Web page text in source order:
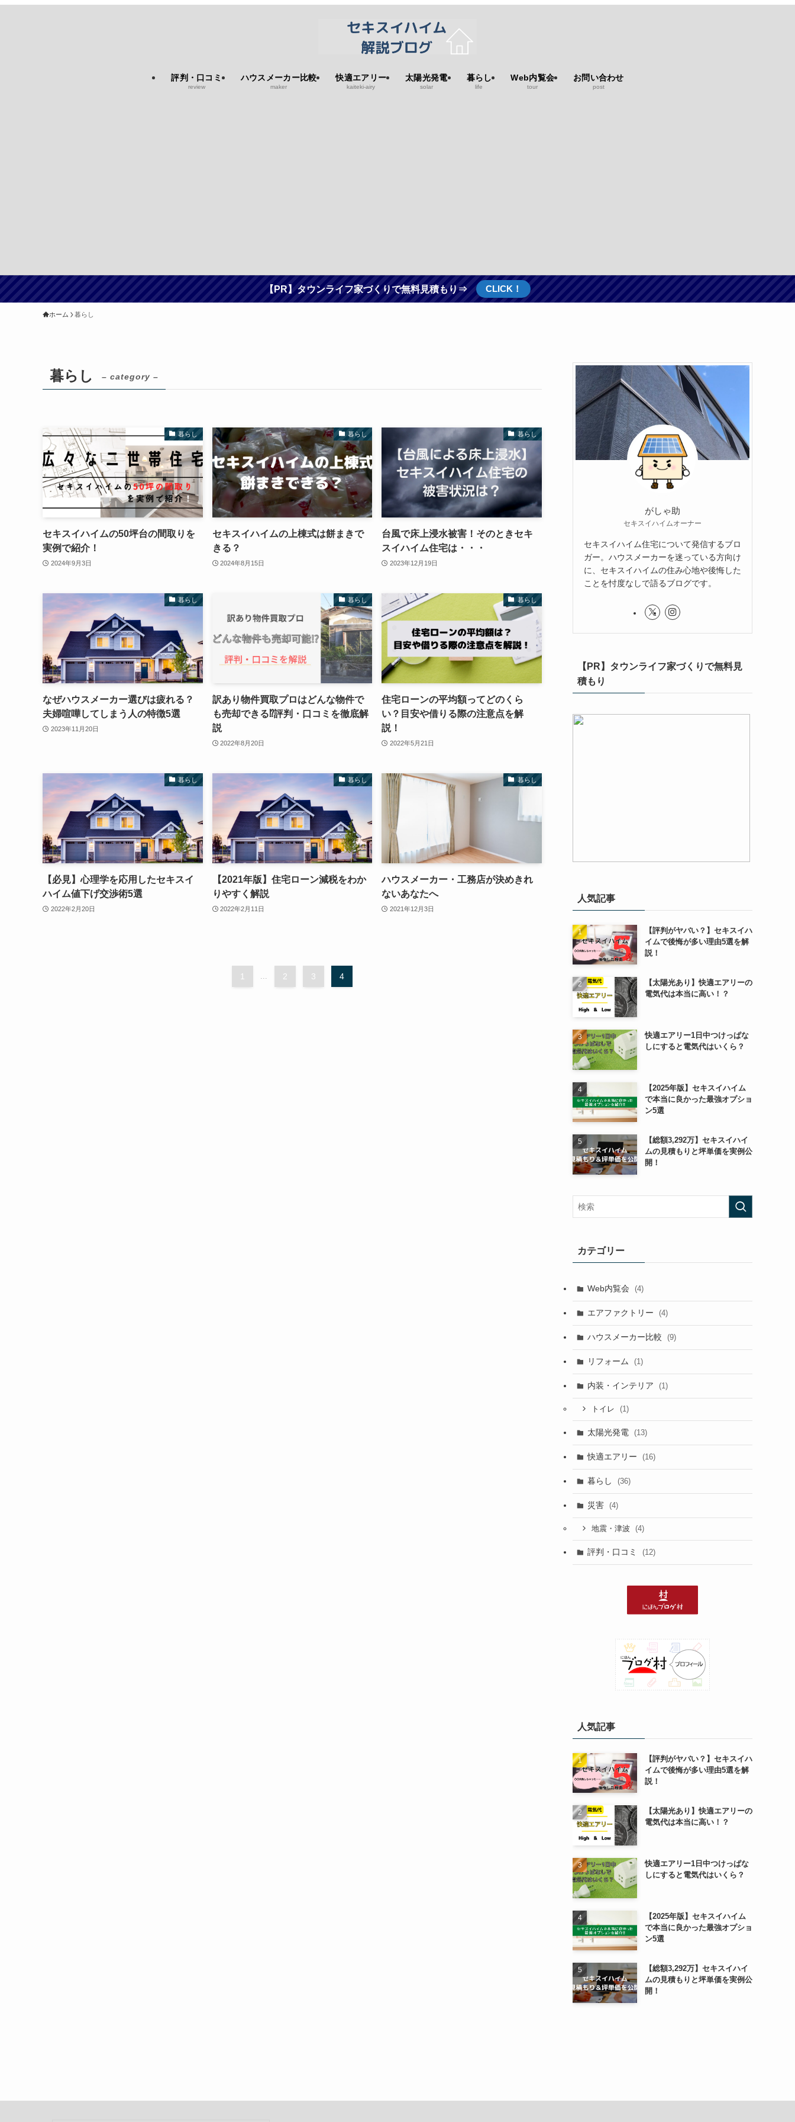
評判・口コミ
review
ハウスメーカー比較
maker
快適エアリー
kaiteki-airy
太陽光発電
solar
暮らし
life
Web内覧会
tour
お問い合わせ
post
【PR】タウンライフ家づくりで無料見積もり⇒ CLICK！
ホーム 暮らし
暮らし – category –
暮らし
セキスイハイムの50坪台の間取りを
実例で紹介！
2024年9月3日
暮らし
セキスイハイムの上棟式は餅まきで
きる？
2024年8月15日
暮らし
台風で床上浸水被害！そのときセキ
スイハイム住宅は・・・
2023年12月19日
暮らし
なぜハウスメーカー選びは疲れる？
夫婦喧嘩してしまう人の特徴5選
2023年11月20日
暮らし
訳あり物件買取プロはどんな物件で
も売却できる⁉評判・口コミを徹底解
説
2022年8月20日
暮らし
住宅ローンの平均額ってどのくら
い？目安や借りる際の注意点を解
説！
2022年5月21日
暮らし
【必見】心理学を応用したセキスイ
ハイム値下げ交渉術5選
2022年2月20日
暮らし
【2021年版】住宅ローン減税をわか
りやすく解説
2022年2月11日
暮らし
ハウスメーカー・工務店が決めきれ
ないあなたへ
2021年12月3日
1 2 3 4
がしゃ助
セキスイハイムオーナー
セキスイハイム住宅について発信するブロ
ガー。ハウスメーカーを迷っている方向け
に、セキスイハイムの住み心地や後悔した
ことを忖度なしで語るブログです。
【PR】タウンライフ家づくりで無料見
積もり
人気記事
【評判がヤバい？】セキスイハ
イムで後悔が多い理由5選を解
説！
【太陽光あり】快適エアリーの
電気代は本当に高い！？
快適エアリー1日中つけっぱな
しにすると電気代はいくら？
【2025年版】セキスイハイム
で本当に良かった最強オプショ
ン5選
【総額3,292万】セキスイハイ
ムの見積もりと坪単価を実例公
開！
カテゴリー
Web内覧会 (4)
エアファクトリー (4)
ハウスメーカー比較 (9)
リフォーム (1)
内装・インテリア (1)
トイレ (1)
太陽光発電 (13)
快適エアリー (16)
暮らし (36)
災害 (4)
地震・津波 (4)
評判・口コミ (12)
人気記事
【評判がヤバい？】セキスイハ
イムで後悔が多い理由5選を解
説！
【太陽光あり】快適エアリーの
電気代は本当に高い！？
快適エアリー1日中つけっぱな
しにすると電気代はいくら？
【2025年版】セキスイハイム
で本当に良かった最強オプショ
ン5選
【総額3,292万】セキスイハイ
ムの見積もりと坪単価を実例公
開！